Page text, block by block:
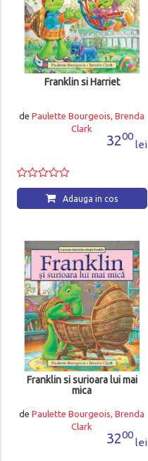
Franklin si Harriet
dePaulette Bourgeois, Brenda
Clark
3200
lei
Adauga in cos
Franklin si surioara lui mai
mica
dePaulette Bourgeois, Brenda
Clark
3200
lei